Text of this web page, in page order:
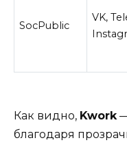
SocPublic
VK,
Как видно, Kwork—
благодаря